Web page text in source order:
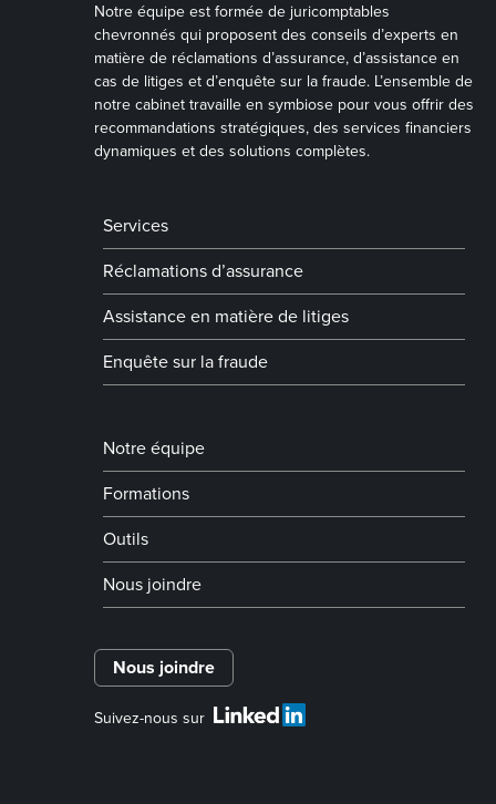
Notre équipe est formée de juricomptables
chevronnés qui proposent des conseils d’experts en
matière de réclamations d’assurance, d’assistance en
cas de litiges et d’enquête sur la fraude. L’ensemble de
notre cabinet travaille en symbiose pour vous offrir des
recommandations stratégiques, des services financiers
dynamiques et des solutions complètes.
Services
Réclamations d’assurance
Assistance en matière de litiges
Enquête sur la fraude
Notre équipe
Formations
Outils
Nous joindre
Nous joindre
Suivez-nous sur